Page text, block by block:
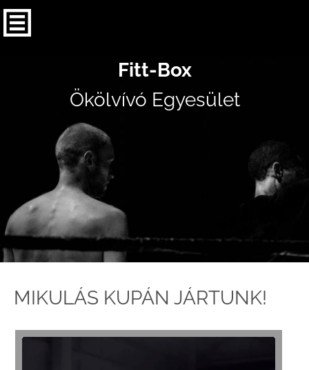
Fitt-Box
Ökölvívó Egyesület
MIKULÁS KUPÁN JÁRTUNK!